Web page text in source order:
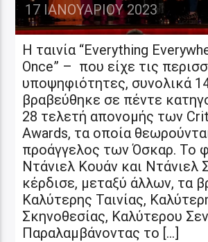
17 ΙΑΝΟΥΑΡΊΟΥ 2023
Η ταινία “Everything
Once” – που είχε τις
υποψηφιότητες, συνολικά
βραβεύθηκε σε πέντε
28 τελετή απονομής των
Awards, τα οποία
προάγγελος των Όσκαρ. Το
Ντάνιελ Κουάν και Ντάνιελ
κέρδισε, μεταξύ άλλων, τα
Καλύτερης Ταινίας,
Σκηνοθεσίας, Καλύτερου
Παραλαμβάνοντας το […]